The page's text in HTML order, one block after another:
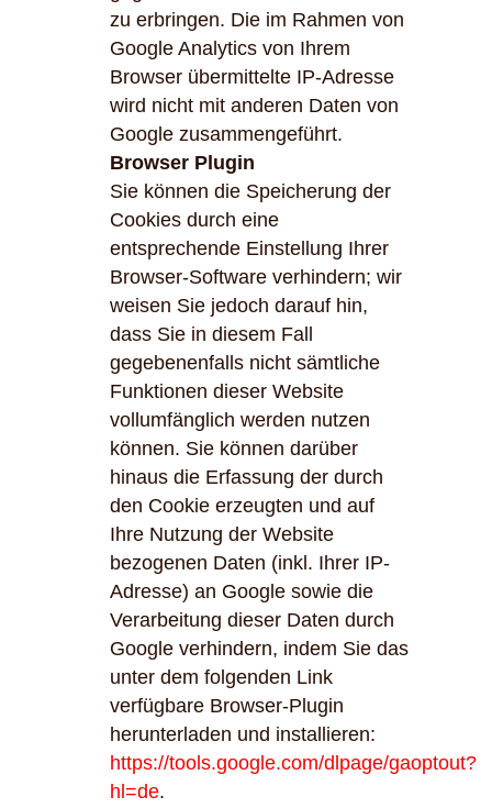
zu erbringen. Die im Rahmen von
Google Analytics von Ihrem
Browser übermittelte IP-Adresse
wird nicht mit anderen Daten von
Google zusammengeführt.
Browser Plugin
Sie können die Speicherung der
Cookies durch eine
entsprechende Einstellung Ihrer
Browser-Software verhindern; wir
weisen Sie jedoch darauf hin,
dass Sie in diesem Fall
gegebenenfalls nicht sämtliche
Funktionen dieser Website
vollumfänglich werden nutzen
können. Sie können darüber
hinaus die Erfassung der durch
den Cookie erzeugten und auf
Ihre Nutzung der Website
bezogenen Daten (inkl. Ihrer IP-
Adresse) an Google sowie die
Verarbeitung dieser Daten durch
Google verhindern, indem Sie das
unter dem folgenden Link
verfügbare Browser-Plugin
herunterladen und installieren:
https://tools.google.com/dlpage/gaoptout?
hl=de.